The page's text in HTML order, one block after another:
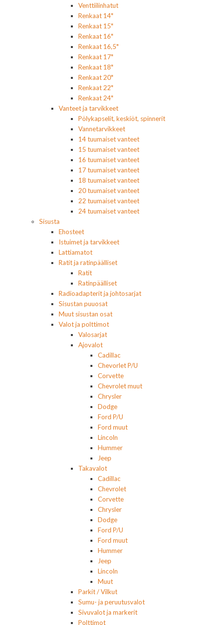
Venttiilinhatut
Renkaat 14"
Renkaat 15"
Renkaat 16"
Renkaat 16,5"
Renkaat 17"
Renkaat 18"
Renkaat 20"
Renkaat 22"
Renkaat 24"
Vanteet ja tarvikkeet
Pölykapselit, keskiöt, spinnerit
Vannetarvikkeet
14 tuumaiset vanteet
15 tuumaiset vanteet
16 tuumaiset vanteet
17 tuumaiset vanteet
18 tuumaiset vanteet
20 tuumaiset vanteet
22 tuumaiset vanteet
24 tuumaiset vanteet
Sisusta
Ehosteet
Istuimet ja tarvikkeet
Lattiamatot
Ratit ja ratinpäälliset
Ratit
Ratinpäälliset
Radioadapterit ja johtosarjat
Sisustan puuosat
Muut sisustan osat
Valot ja polttimot
Valosarjat
Ajovalot
Cadillac
Chevorlet P/U
Corvette
Chevrolet muut
Chrysler
Dodge
Ford P/U
Ford muut
Lincoln
Hummer
Jeep
Takavalot
Cadillac
Chevrolet
Corvette
Chrysler
Dodge
Ford P/U
Ford muut
Hummer
Jeep
Lincoln
Muut
Parkit / Vilkut
Sumu- ja peruutusvalot
Sivuvalot ja markerit
Polttimot